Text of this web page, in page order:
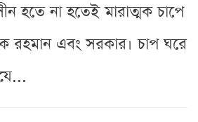
হতে না হতেই মারাত্মক চাপে
রহমান এবং সরকার। চাপ ঘরে